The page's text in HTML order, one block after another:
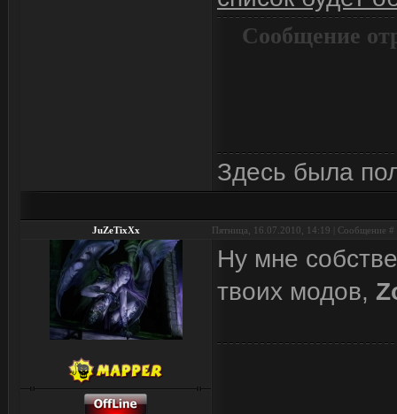
Сообщение
Здесь была
JuZeTixXx Пятница, 16.07.2010, 14:19 | Сообщение #
Ну мне
твоих модов,